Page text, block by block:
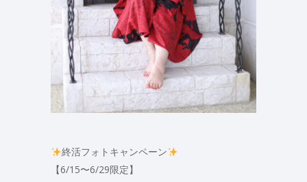
終活フォトキャンペーン
【6/15〜6/29限定】